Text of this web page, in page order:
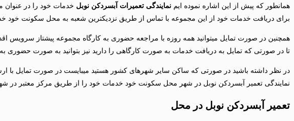
همانطور که پیش از این اشاره نموده ایم نمایندگی تعمیرات آبسردکن نوبل خدمات خود را در عنوان
برای دریافت خدمات خود از این مجموعه با تماس از طریق نزدیکترین شعبه به محل سکونت خود
همچنین در صورت تمایل میتوانید همه روزه با مراجعه حضوری به کارگاه مجموعه پیشتاز سرویس
تا در صورتی که تمایل به دریافت خدمات به صورت کارگاهی را دارید نیز بتوانید به صورت حضوری
در نظر داشته باشید در صورتی که ساکن سایر شهرهای کشور هستید میبایست در صورت تمایل با
نمایندگی تعمیر آبسردکن نوبل در شهر محل سکونت خود خدمات خود را از طریق مرکز معتبر در
تعمیر آبسردکن نوبل در محل